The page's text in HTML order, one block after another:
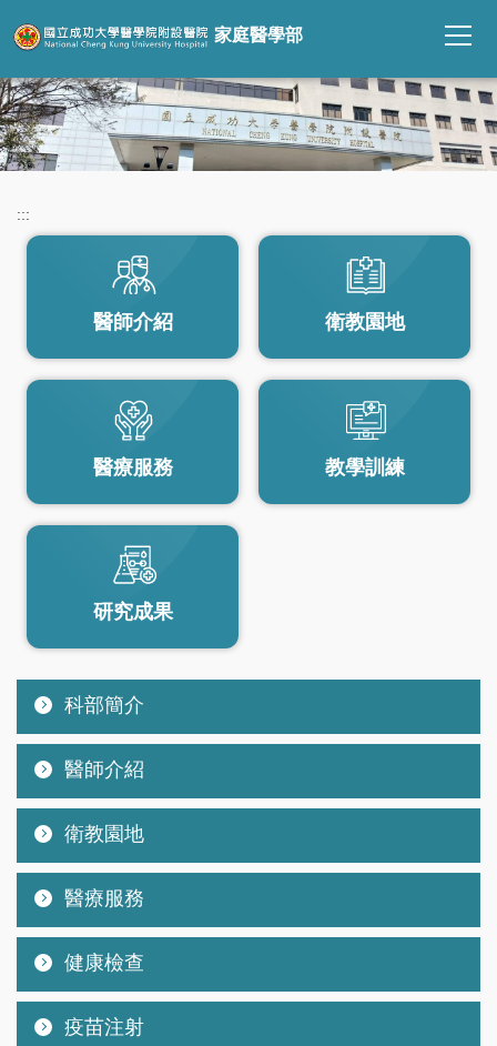
到
要
內
容
區
家庭醫學部
:::
醫師介紹 衛教園地
醫療服務 教學訓練
研究成果
科部簡介
醫師介紹
衛教園地
醫療服務
健康檢查
疫苗注射